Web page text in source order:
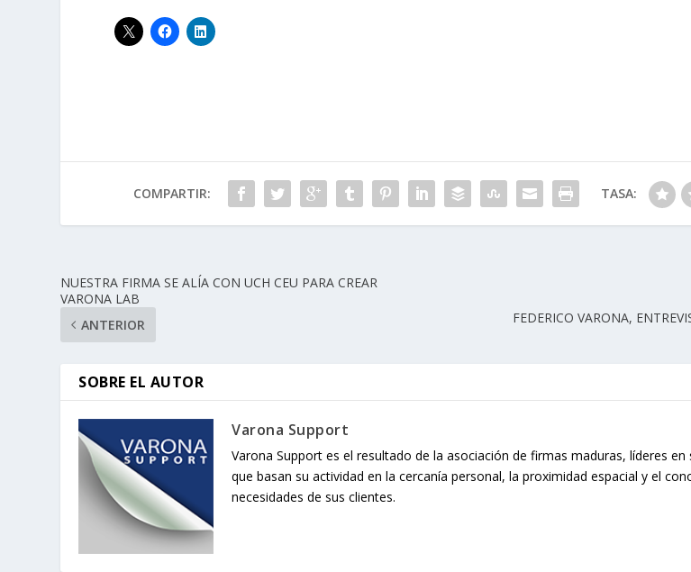
COMPARTIR: TASA:
NUESTRA FIRMA SE ALÍA CON UCH CEU PARA CREAR
VARONA LAB
ANTERIOR
FEDERICO VARONA,
SOBRE EL AUTOR
Varona Support
Varona Support es el resultado de la asociación de firmas maduras, líderes en
que basan su actividad en la cercanía personal, la proximidad espacial y el
necesidades de sus clientes.